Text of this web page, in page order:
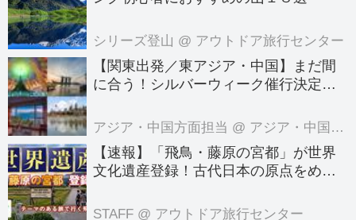
し、つらさや苦しみ、悩みなどを語り
合ったり、励ましあ...
シリーズ登山 @ アウトドア旅行センター
【関東出発／東アジア・中国】まだ間
に合う！シルバーウィーク催行決定ツ
アジア・中国方面担当 @ アジア・中国旅行センター
【速報】「飛鳥・藤原の宮都」が世界
文化遺産登録！古代日本の原点をめぐ
のテーマのある旅
STAFF @ アウトドア旅行センター